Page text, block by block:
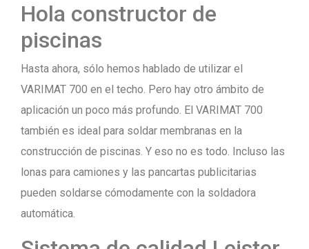
Hola constructor de
piscinas
Hasta ahora, sólo hemos hablado de utilizar el
VARIMAT 700 en el techo. Pero hay otro ámbito de
aplicación un poco más profundo. El VARIMAT 700
también es ideal para soldar membranas en la
construcción de piscinas. Y eso no es todo. Incluso las
lonas para camiones y las pancartas publicitarias
pueden soldarse cómodamente con la soldadora
automática.